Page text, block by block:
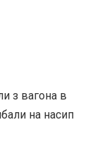
з вагона в
на насип